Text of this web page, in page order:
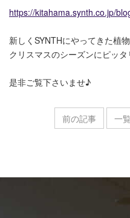
https://kitahama.synth.co.jp/
新しくSYNTHにやってきた植
クリスマスのシーズンにピッ
是非ご覧下さいませ♪
前の記事 一